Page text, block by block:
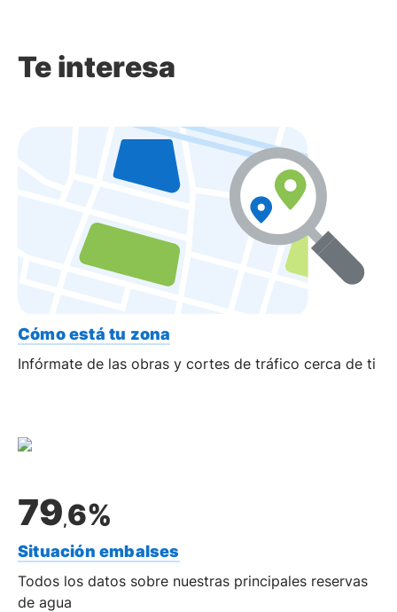
Te interesa
Cómo está tu zona
Infórmate de las obras y cortes de tráfico cerca de ti
79,6%
Situación embalses
Todos los datos sobre nuestras principales reservas
de agua